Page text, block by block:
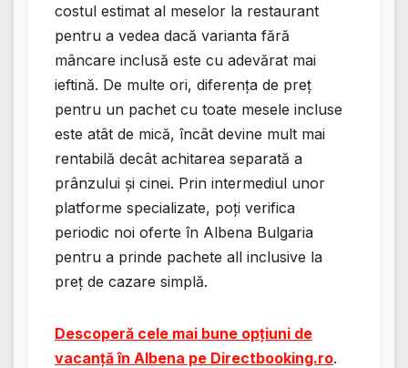
costul estimat al meselor la restaurant
pentru a vedea dacă varianta fără
mâncare inclusă este cu adevărat mai
ieftină. De multe ori, diferența de preț
pentru un pachet cu toate mesele incluse
este atât de mică, încât devine mult mai
rentabilă decât achitarea separată a
prânzului și cinei. Prin intermediul unor
platforme specializate, poți verifica
periodic noi oferte în Albena Bulgaria
pentru a prinde pachete all inclusive la
preț de cazare simplă.
Descoperă cele mai bune opțiuni de
vacanță în Albena pe Directbooking.ro.